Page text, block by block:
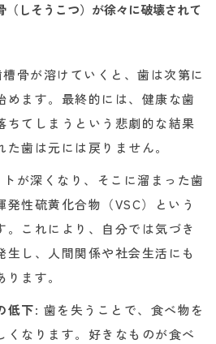
（しそうこつ）が徐々に破壊されて
骨が溶けていくと、歯は次第に
めます。最終的には、健康な歯
ちてしまうという悲劇的な結果
歯は元には戻りません。
が深くなり、そこに溜まった歯
性硫黄化合物（VSC）という
。これにより、自分では気づき
生し、人間関係や社会生活にも
ます。
低下: 歯を失うことで、食べ物を
くなります。好きなものが食べ